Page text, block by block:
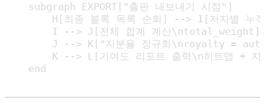
    subgraph EXPORT["출판 내보내기 시점"]
H[최종 블록 목록 순회] --> I[저자별 누
        I --> J[전체 합계 계산\ntotal_weight]
J --> K["지분율 정규화\nroyalty =
K --> L[기여도 리포트 출력\n히트맵 + 지
    end